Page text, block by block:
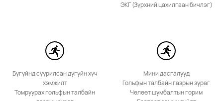
Бугуйнд суурилсан дугуйн хүч
хэмжилт
Томруурах гольфын талбайн
ЭКГ (Зүрхний цахилгаан бичлэг)
Мини дасгалууд
Гольфын талбайн газрын зураг
Чөлөөт шумбалтын горим